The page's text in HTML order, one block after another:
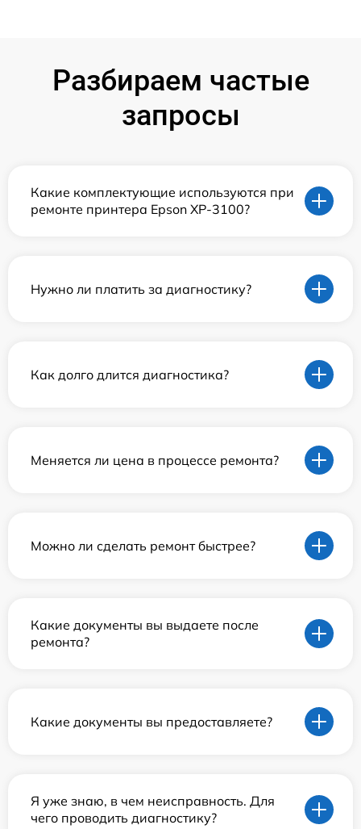
Разбираем частые
запросы
Какие комплектующие используются при
ремонте принтера Epson XP-3100?
Нужно ли платить за диагностику?
Как долго длится диагностика?
Меняется ли цена в процессе ремонта?
Можно ли сделать ремонт быстрее?
Какие документы вы выдаете после
ремонта?
Какие документы вы предоставляете?
Я уже знаю, в чем неисправность. Для
чего проводить диагностику?